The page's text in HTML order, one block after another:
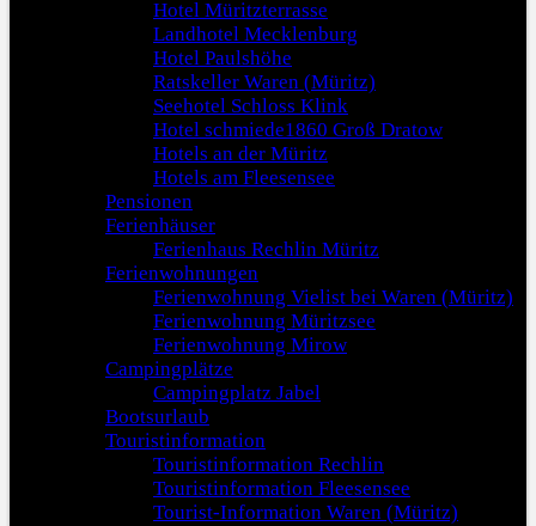
Hotel Müritzterrasse
Landhotel Mecklenburg
Hotel Paulshöhe
Ratskeller Waren (Müritz)
Seehotel Schloss Klink
Hotel schmiede1860 Groß Dratow
Hotels an der Müritz
Hotels am Fleesensee
Pensionen
Ferienhäuser
Ferienhaus Rechlin Müritz
Ferienwohnungen
Ferienwohnung Vielist bei Waren (Müritz)
Ferienwohnung Müritzsee
Ferienwohnung Mirow
Campingplätze
Campingplatz Jabel
Bootsurlaub
Touristinformation
Touristinformation Rechlin
Touristinformation Fleesensee
Tourist-Information Waren (Müritz)